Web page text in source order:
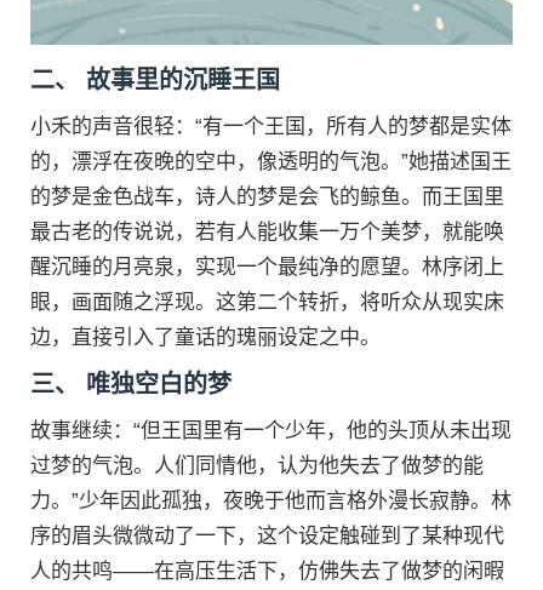
二、 故事里的沉睡王国
小禾的声音很轻：“有一个王国，所有人的梦都是实体
的，漂浮在夜晚的空中，像透明的气泡。”她描述国王
的梦是金色战车，诗人的梦是会飞的鲸鱼。而王国里
最古老的传说说，若有人能收集一万个美梦，就能唤
醒沉睡的月亮泉，实现一个最纯净的愿望。林序闭上
眼，画面随之浮现。这第二个转折，将听众从现实床
边，直接引入了童话的瑰丽设定之中。
三、 唯独空白的梦
故事继续：“但王国里有一个少年，他的头顶从未出现
过梦的气泡。人们同情他，认为他失去了做梦的能
力。”少年因此孤独，夜晚于他而言格外漫长寂静。林
序的眉头微微动了一下，这个设定触碰到了某种现代
人的共鸣——在高压生活下，仿佛失去了做梦的闲暇